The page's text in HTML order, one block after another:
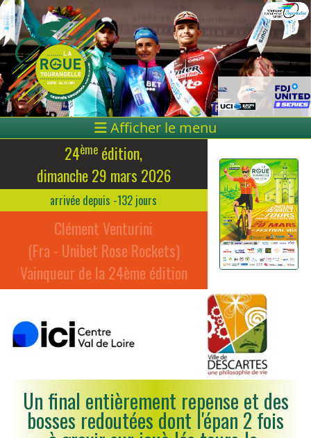
Afficher le menu
24ème édition,
dimanche 29 mars 2026
arrivée depuis -132 jours
Clément Venturini
(Fra - Unibet Rose Rockets)
Vainqueur de la 24ème édition
Un final entièrement repense et des
bosses redoutées dont l'épan 2 fois